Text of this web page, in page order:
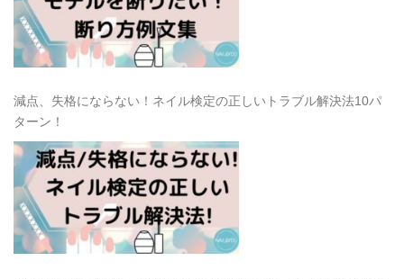
減点、失格にならない！ネイル検定の正しいトラブル解決法10パ
ターン！